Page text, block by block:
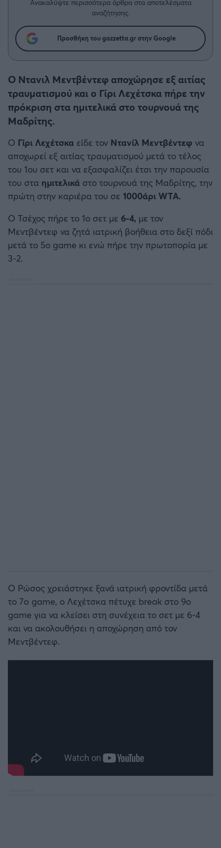
Δημήτρης Τσορμπατζόγλου
Λεβαδειακός
Βόλος
Ατρόμητος Αθηνών
Κηφισιά
Αστέρας Τρίπολης
Παναιτωλικός
Καλαμάτα
Παρί Σεν Ζερμέν
Συνεντεύξεις
Μια Ιστορία από την Πόλη
Ανακαλύψτε περισσότερα άρθρα στα αποτελέσματα
αναζήτησης.
Προσθήκη του gazzetta.gr στην Google
Ο Ντανιλ Μεντβέντεφ αποχώρησε εξ αιτίας
τραυματισμού και ο Γίρι Λεχέτσκα πήρε την
πρόκριση στα ημιτελικά στο τουρνουά της
Μαδρίτης.
Ο Γίρι Λεχέτσκα είδε τον Ντανίλ Μεντβέντεφ να
αποχωρεί εξ αιτίας τραυματισμού μετά το τέλος
του 1ου σετ και να εξασφαλίζει έτσι την παρουσία
του στα ημιτελικά στο τουρνουά της Μαδρίτης, την
πρώτη στην καριέρα του σε 1000άρι WTA.
Ο Τσέχος πήρε το 1ο σετ με 6-4, με τον
Μεντβέντεφ να ζητά ιατρική βοήθεια στο δεξί πόδι
μετά το 5ο game κι ενώ πήρε την πρωτοπορία με
3-2.
Ο Ρώσος χρειάστηκε ξανά ιατρική φροντίδα μετά
το 7o game, ο Λεχέτσκα πέτυχε break στο 9ο
game για να κλείσει στη συνέχεια το σετ με 6-4
και να ακολουθήσει η αποχώρηση από τον
Μεντβέντεφ.